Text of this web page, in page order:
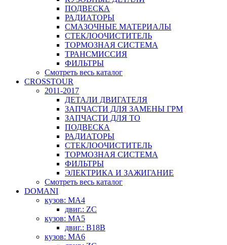
ПОДВЕСКА
РАДИАТОРЫ
СМАЗОЧНЫЕ МАТЕРИАЛЫ
СТЕКЛООЧИСТИТЕЛЬ
ТОРМОЗНАЯ СИСТЕМА
ТРАНСМИССИЯ
ФИЛЬТРЫ
Смотреть весь каталог
CROSSTOUR
2011-2017
ДЕТАЛИ ДВИГАТЕЛЯ
ЗАПЧАСТИ ДЛЯ ЗАМЕНЫ ГРМ
ЗАПЧАСТИ ДЛЯ ТО
ПОДВЕСКА
РАДИАТОРЫ
СТЕКЛООЧИСТИТЕЛЬ
ТОРМОЗНАЯ СИСТЕМА
ФИЛЬТРЫ
ЭЛЕКТРИКА И ЗАЖИГАНИЕ
Смотреть весь каталог
DOMANI
кузов: MA4
двиг.: ZC
кузов: MA5
двиг.: B18B
кузов: MA6